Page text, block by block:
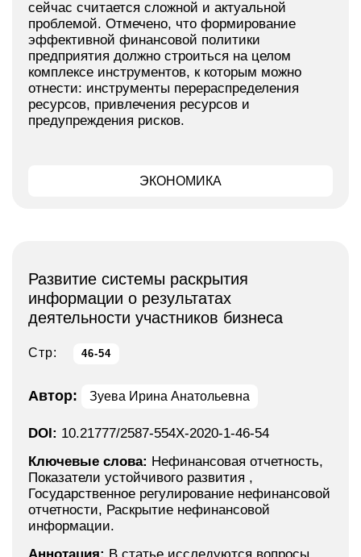
сейчас считается сложной и актуальной
проблемой. Отмечено, что формирование
эффективной финансовой политики
предприятия должно строиться на целом
комплексе инструментов, к которым можно
отнести: инструменты перераспределения
ресурсов, привлечения ресурсов и
предупреждения рисков.
ЭКОНОМИКА
Развитие системы раскрытия
информации о результатах
деятельности участников бизнеса
Стр: 46-54
Автор: Зуева Ирина Анатольевна
DOI: 10.21777/2587-554X-2020-1-46-54
Ключевые слова: Нефинансовая отчетность,
Показатели устойчивого развития ,
Государственное регулирование нефинансовой
отчетности, Раскрытие нефинансовой
информации.